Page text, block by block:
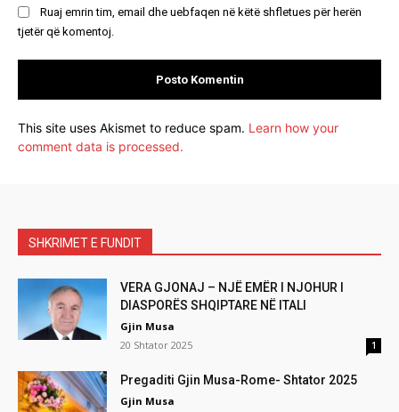
Ruaj emrin tim, email dhe uebfaqen në këtë shfletues për herën
tjetër që komentoj.
This site uses Akismet to reduce spam. Learn how your
comment data is processed.
SHKRIMET E FUNDIT
VERA GJONAJ – NJË EMËR I NJOHUR I
DIASPORËS SHQIPTARE NË ITALI
Gjin Musa
20 Shtator 2025
1
Pregaditi Gjin Musa-Rome- Shtator 2025
Gjin Musa